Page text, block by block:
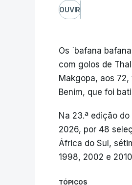
OUVIR
Os `bafana
com golos de
Makgopa, aos
Benim, que foi
Na 23.ª edição
2026, por 48
África do Sul,
1998, 2002 e
TÓPICOS